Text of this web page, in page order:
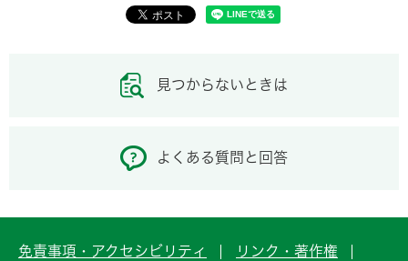
見つからないときは
よくある質問と回答
免責事項・アクセシビリティ リンク・著作権